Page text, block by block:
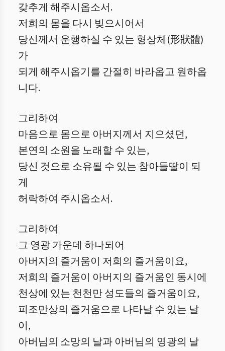
갖추게 해주시옵소서.
저희의 몸을 다시 빚으시어서
당신께서 운행하실 수 있는 형상체(形狀體)
가
되게 해주시옵기를 간절히 바라옵고 원하옵
니다.
그리하여
마음으로 몸으로 아버지께서 지으셨던,
본연의 소원을 노래할 수 있는,
당신 것으로 소유될 수 있는 참아들딸이 되
게
허락하여 주시옵소서.
그리하여
그 영광 가운데 하나되어
아버지의 즐거움이 저희의 즐거움이요,
저희의 즐거움이 아버지의 즐거움인 동시에
천상에 있는 천천만 성도들의 즐거움이요,
피조만상의 즐거움으로 나타날 수 있는 날
이,
아버님의 소망의 날과 아버님의 영광의 날